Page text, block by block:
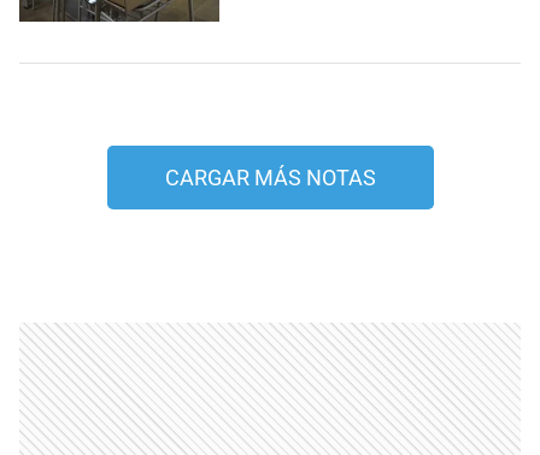
CARGAR MÁS NOTAS